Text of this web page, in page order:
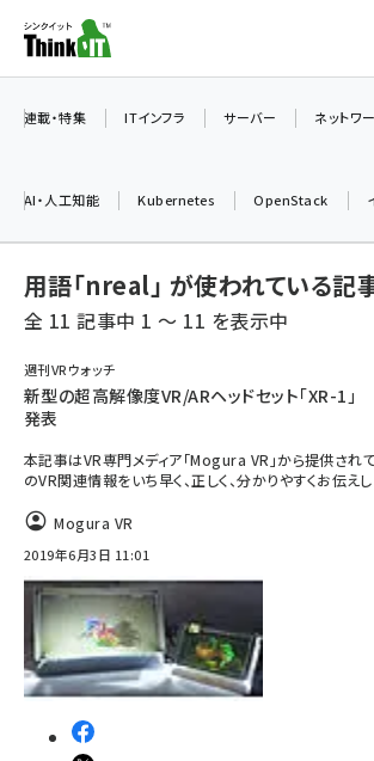
ン
ツ
ai (2497)
加藤銘のチーム貢献～仲間と築いた
北海道をのんびり旅する晴山佳須夫の
genai (1484)
abc123 (1360)
ai crunch (1355)
連載・特集 ITインフラ サーバー ネットワ
AI・人工知能 Kubernetes OpenStack
用語「nreal」 が使われている記
全 11 記事中 1 ～ 11 を表示中
週刊VRウォッチ
新型の超高解像度VR/ARヘッドセット「XR-1」
発表
本記事はVR専門メディア「Mogura VR」から提供され
のVR関連情報をいち早く、正しく、分かりやすくお伝えし
Mogura VR
2019年6月3日 11:01